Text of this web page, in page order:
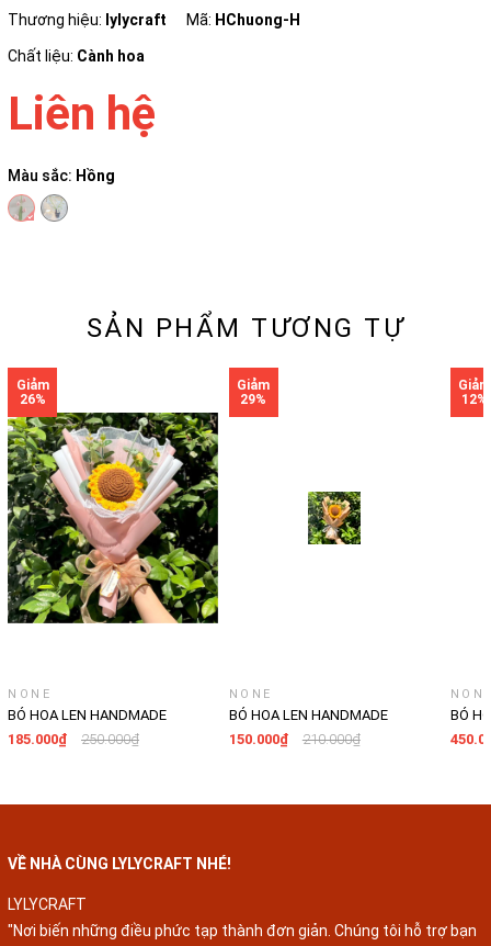
Thương hiệu: lylycraft Mã: HChuong-H
Chất liệu: Cành hoa
Liên hệ
Màu sắc: Hồng
SẢN PHẨM TƯƠNG TỰ
NONE
BÓ HOA LEN HANDMADE
LYLYCRAFT, HOA LEN ĐAN MÓC
185.000₫ 250.000₫
NONE
BÓ HOA LEN HANDMADE
LYLYCRAFT, HOA LEN ĐAN MÓC
150.000₫ 210.000₫
BÓ
VỀ NHÀ CÙNG LYLYCRAFT NHÉ!
LYLYCRAFT
"Nơi biến những điều phức tạp thành đơn giản. Chúng tôi hỗ trợ bạn